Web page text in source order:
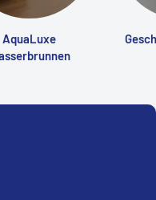
AquaLuxe